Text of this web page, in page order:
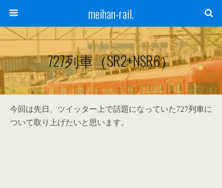
meihan-rail.
727列車（SR2+NSR6）
今回は先日、ツイッター上で話題になっていた727列車に
ついて取り上げたいと思います。